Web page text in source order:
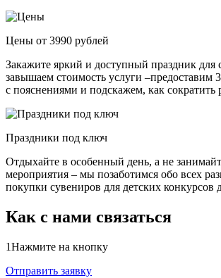
Цены от 3990 рублей
Закажите яркий и доступный праздник для
завышаем стоимость услуги –предоставим
с пояснениями и подскажем, как сократить
Праздники под ключ
Отдыхайте в особенный день, а не
мероприятия – мы позаботимся обо всех
покупки сувениров для детских конкурсов
Как с нами связаться
1Нажмите на кнопку
Отправить заявку